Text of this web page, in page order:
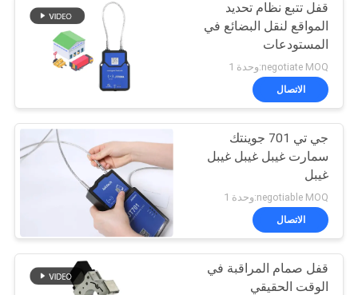
قفل تتبع نظام تحديد
المواقع لنقل البضائع في
المستودعات
negotiate MOQ:وحدة 1
الاتصال
جي تي 701 جوينتك
سمارت غيبل غيبل غيبل
غيبل
negotiable MOQ:وحدة 1
الاتصال
قفل صمام المراقبة في
الوقت الحقيقي